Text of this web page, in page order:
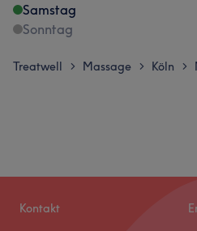
Samstag
Sonntag
Treatwell > Massage > Köln >
Kontakt